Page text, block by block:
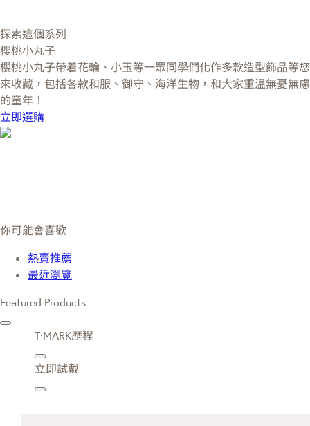
探索這個系列
櫻桃小丸子
櫻桃小丸子帶着花輪、小玉等一眾同學們化作多款造型飾品等您
來收藏，包括各款和服、御守、海洋生物，和大家重温無憂無慮
的童年！
立即選購
你可能會喜歡
熱賣推薦
最近瀏覽
Featured Products
T·MARK歷程
立即試戴